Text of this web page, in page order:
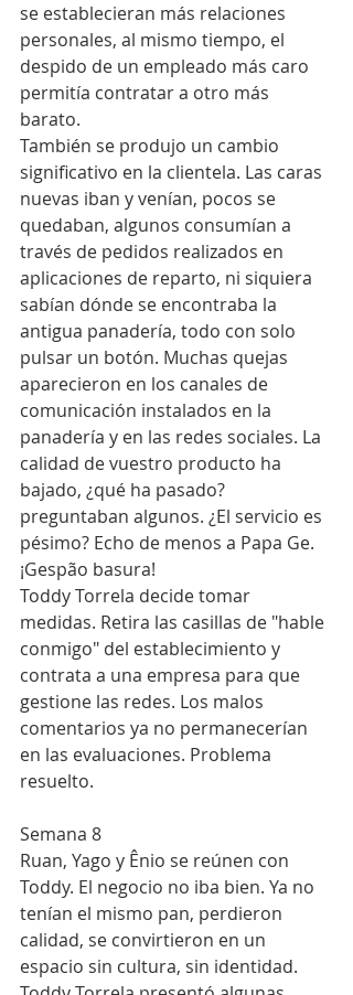
se establecieran más relaciones
personales, al mismo tiempo, el
despido de un empleado más caro
permitía contratar a otro más
barato.
También se produjo un cambio
significativo en la clientela. Las caras
nuevas iban y venían, pocos se
quedaban, algunos consumían a
través de pedidos realizados en
aplicaciones de reparto, ni siquiera
sabían dónde se encontraba la
antigua panadería, todo con solo
pulsar un botón. Muchas quejas
aparecieron en los canales de
comunicación instalados en la
panadería y en las redes sociales. La
calidad de vuestro producto ha
bajado, ¿qué ha pasado?
preguntaban algunos. ¿El servicio es
pésimo? Echo de menos a Papa Ge.
¡Gespão basura!
Toddy Torrela decide tomar
medidas. Retira las casillas de "hable
conmigo" del establecimiento y
contrata a una empresa para que
gestione las redes. Los malos
comentarios ya no permanecerían
en las evaluaciones. Problema
resuelto.
Semana 8
Ruan, Yago y Ênio se reúnen con
Toddy. El negocio no iba bien. Ya no
tenían el mismo pan, perdieron
calidad, se convirtieron en un
espacio sin cultura, sin identidad.